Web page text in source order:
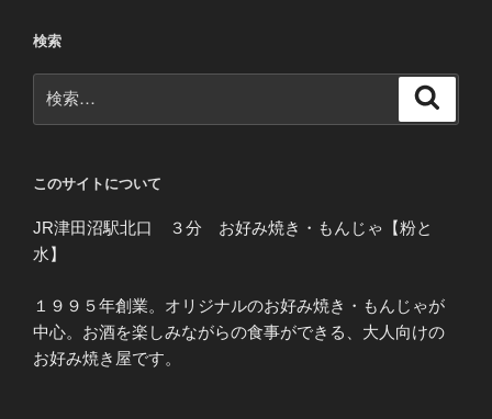
検索
索:
このサイトについて
JR津田沼駅北口 ３分 お好み焼き・もんじゃ【粉と
水】
１９９５年創業。オリジナルのお好み焼き・もんじゃが
中心。お酒を楽しみながらの食事ができる、大人向けの
お好み焼き屋です。